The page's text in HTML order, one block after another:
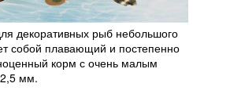
декоративных рыб небольшого
собой плавающий и постепенно
корм с очень малым
мм.